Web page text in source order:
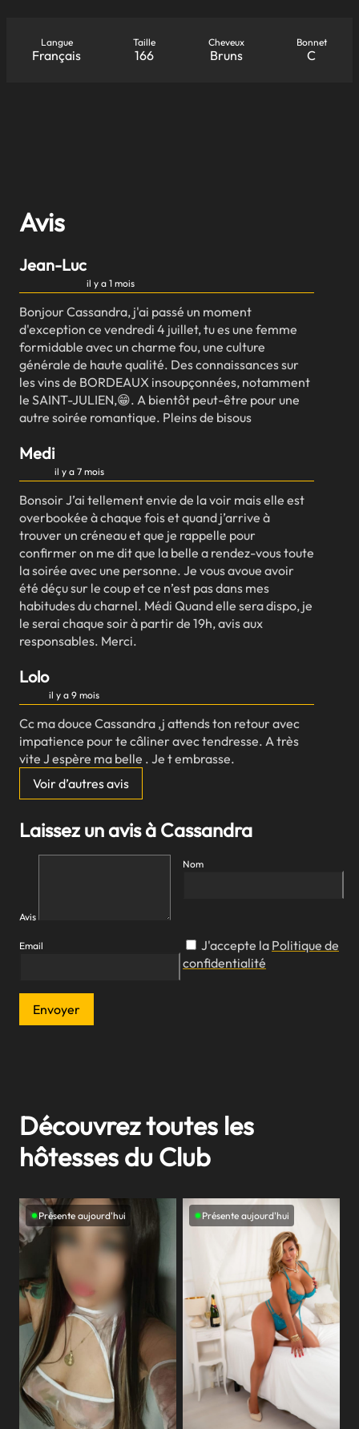
Langue
Français
Taille
166
Cheveux
Bruns
Bonnet
C
Avis
Jean-Luc
il y a 1 mois
Bonjour Cassandra, j'ai passé un moment
d'exception ce vendredi 4 juillet, tu es une femme
formidable avec un charme fou, une culture
générale de haute qualité. Des connaissances sur
les vins de BORDEAUX insoupçonnées, notamment
le SAINT-JULIEN,😁. A bientôt peut-être pour une
autre soirée romantique. Pleins de bisous
Medi
il y a 7 mois
Bonsoir J’ai tellement envie de la voir mais elle est
overbookée à chaque fois et quand j’arrive à
trouver un créneau et que je rappelle pour
confirmer on me dit que la belle a rendez-vous toute
la soirée avec une personne. Je vous avoue avoir
été déçu sur le coup et ce n’est pas dans mes
habitudes du charnel. Médi Quand elle sera dispo, je
le serai chaque soir à partir de 19h, avis aux
responsables. Merci.
Lolo
il y a 9 mois
Cc ma douce Cassandra ,j attends ton retour avec
impatience pour te câliner avec tendresse. A très
vite J espère ma belle . Je t embrasse.
Voir d’autres avis
Laissez un avis à Cassandra
Avis
Nom
Email J'accepte la Politique de
confidentialité
Envoyer
Découvrez toutes les
hôtesses du Club
Présente aujourd'hui Présente aujourd'hui